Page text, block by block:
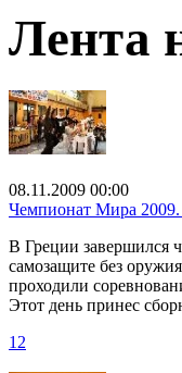
Лента
08.11.2009 00:00
Чемпионат Мира 2009.
В Греции завершился
самозащите без
проходили
Этот день принес
12